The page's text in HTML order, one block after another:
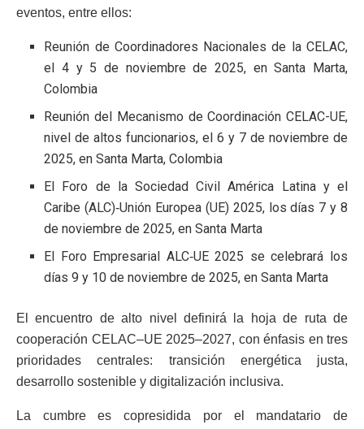
eventos, entre ellos:
Reunión de Coordinadores Nacionales de la CELAC,
el 4 y 5 de noviembre de 2025, en Santa Marta,
Colombia
Reunión del Mecanismo de Coordinación CELAC-UE,
nivel de altos funcionarios, el 6 y 7 de noviembre de
2025, en Santa Marta, Colombia
El Foro de la Sociedad Civil América Latina y el
Caribe (ALC)‑Unión Europea (UE) 2025, los días 7 y 8
de noviembre de 2025, en Santa Marta
El Foro Empresarial ALC‑UE 2025 se celebrará los
días 9 y 10 de noviembre de 2025, en Santa Marta
El encuentro de alto nivel definirá la hoja de ruta de
cooperación CELAC–UE 2025–2027, con énfasis en tres
prioridades centrales: transición energética justa,
desarrollo sostenible y digitalización inclusiva.
La cumbre es copresidida por el mandatario de